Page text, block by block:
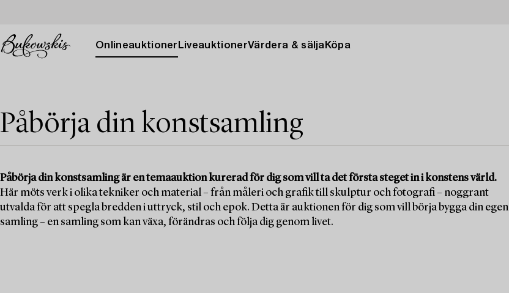
Onlineauktioner LiveauktionerVärdera & sälja Köpa
Påbörja din konstsamling
Påbörja din konstsamling är en temaauktion kurerad för dig som vill ta det första steget in i konstens värld.
Här möts verk i olika tekniker och material – från måleri och grafik till skulptur och fotografi – noggrant
utvalda för att spegla bredden i uttryck, stil och epok. Detta är auktionen för dig som vill börja bygga din egen
samling – en samling som kan växa, förändras och följa dig genom livet.